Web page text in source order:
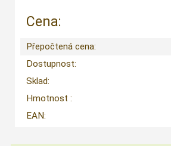
Cena:
Přepočtená cena:
Dostupnost:
Sklad:
Hmotnost :
EAN: